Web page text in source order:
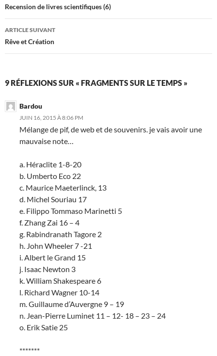
des
articles
Recension de livres scientifiques (6)
ARTICLE SUIVANT
Rêve et Création
9 RÉFLEXIONS SUR « FRAGMENTS SUR LE TEMPS »
Bardou
JUIN 16, 2015 À 8:06 PM
Mélange de pif, de web et de souvenirs. je vais avoir une
mauvaise note…
a. Héraclite 1-8-20
b. Umberto Eco 22
c. Maurice Maeterlinck, 13
d. Michel Souriau 17
e. Filippo Tommaso Marinetti 5
f. Zhang Zai 16 – 4
g. Rabindranath Tagore 2
h. John Wheeler 7 -21
i. Albert le Grand 15
j. Isaac Newton 3
k. William Shakespeare 6
l. Richard Wagner 10-14
m. Guillaume d’Auvergne 9 – 19
n. Jean-Pierre Luminet 11 – 12- 18 – 23 – 24
o. Erik Satie 25
*******